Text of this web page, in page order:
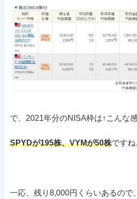
で、2021年分のNISA枠は↑こんな
SPYDが195株、VYMが50株ですね
一応、残り8,000円くらいあるので